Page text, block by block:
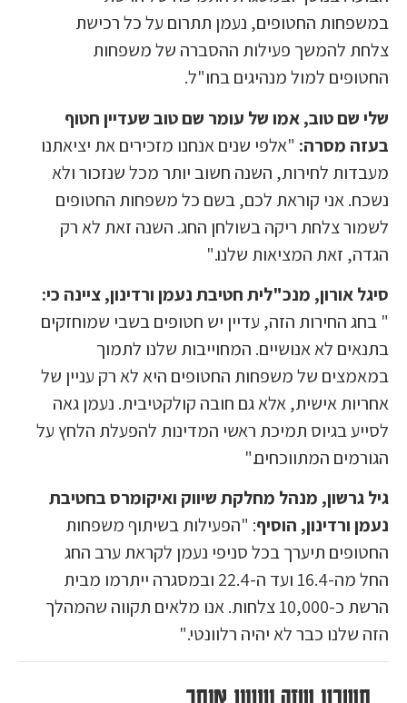
במשפחות החטופים, נעמן תתרום על כל רכישת
צלחת להמשך פעילות ההסברה של משפחות
החטופים למול מנהיגים בחו"ל.
שלי שם טוב, אמו של עומר שם טוב שעדיין חטוף
בעזה מסרה: "אלפי שנים אנחנו מזכירים את יציאתנו
מעבדות לחירות, השנה חשוב יותר מכל שנזכור ולא
נשכח. אני קוראת לכם, בשם כל משפחות החטופים
לשמור צלחת ריקה בשולחן החג. השנה זאת לא רק
הגדה, זאת המציאות שלנו."
סיגל אורון, מנכ"לית חטיבת נעמן ורדינון, ציינה כי:
" בחג החירות הזה, עדיין יש חטופים בשבי שמוחזקים
בתנאים לא אנושיים. המחוייבות שלנו לתמוך
במאמצים של משפחות החטופים היא לא רק עניין של
אחריות אישית, אלא גם חובה קולקטיבית. נעמן גאה
לסייע בגיוס תמיכת ראשי המדינות להפעלת הלחץ על
הגורמים המתווכחים."
גיל גרשון, מנהל מחלקת שיווק ואיקומרס בחטיבת
נעמן ורדינון, הוסיף: "הפעילות בשיתוף משפחות
החטופים תיערך בכל סניפי נעמן לקראת ערב החג
החל מה-16.4 ועד ה-22.4 ובמסגרה ייתרמו מבית
הרשת כ-10,000 צלחות. אנו מלאים תקווה שהמהלך
הזה שלנו כבר לא יהיה רלוונטי."